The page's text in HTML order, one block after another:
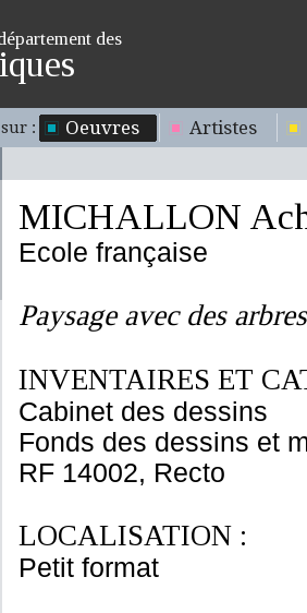
des
: Oeuvres Artistes
MICHALLON
Ecole française
Paysage avec des
INVENTAIRES ET
Cabinet des dessins
Fonds des dessins et
RF 14002, Recto
LOCALISATION :
Petit format